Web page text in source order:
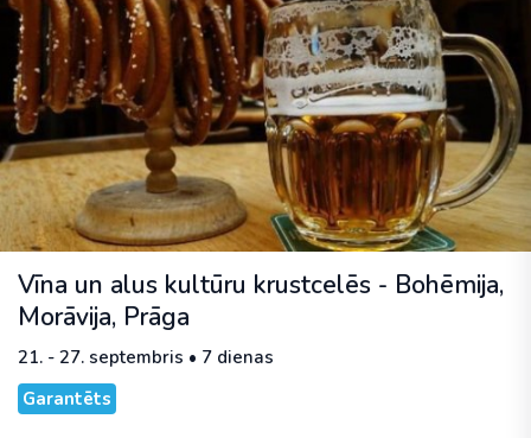
Vīna un alus kultūru krustcelēs - Bohēmija,
Morāvija, Prāga
21. - 27. septembris • 7 dienas
Garantēts